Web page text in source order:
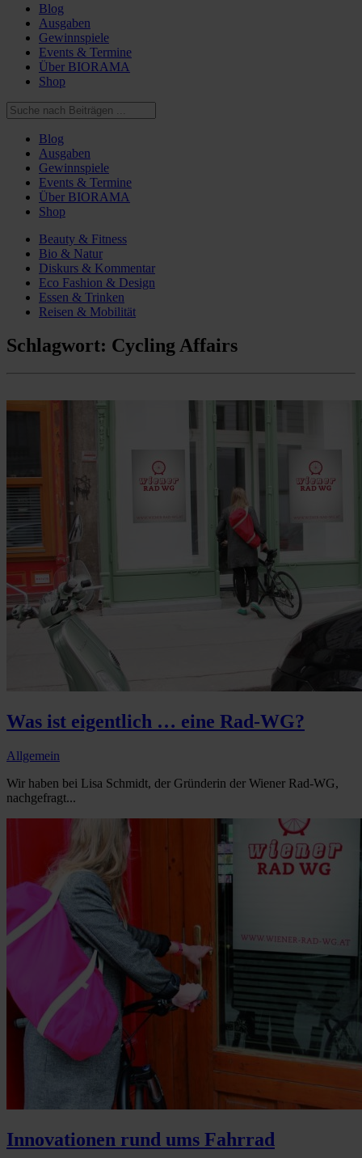
Blog
Ausgaben
Gewinnspiele
Events & Termine
Über BIORAMA
Shop
Blog
Ausgaben
Gewinnspiele
Events & Termine
Über BIORAMA
Shop
Beauty & Fitness
Bio & Natur
Diskurs & Kommentar
Eco Fashion & Design
Essen & Trinken
Reisen & Mobilität
Schlagwort: Cycling Affairs
Was ist eigentlich … eine Rad-WG?
Allgemein
Wir haben bei Lisa Schmidt, der Gründerin der Wiener Rad-WG,
nachgefragt...
Innovationen rund ums Fahrrad